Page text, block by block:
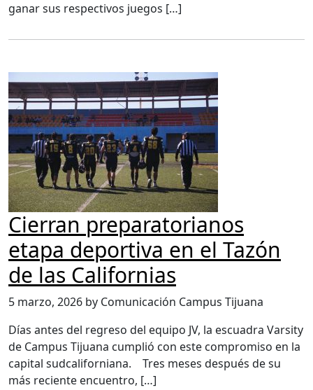
ganar sus respectivos juegos […]
Cierran preparatorianos
etapa deportiva en el Tazón
de las Californias
5 marzo, 2026 by Comunicación Campus Tijuana
Días antes del regreso del equipo JV, la escuadra Varsity
de Campus Tijuana cumplió con este compromiso en la
capital sudcaliforniana. Tres meses después de su
más reciente encuentro, […]